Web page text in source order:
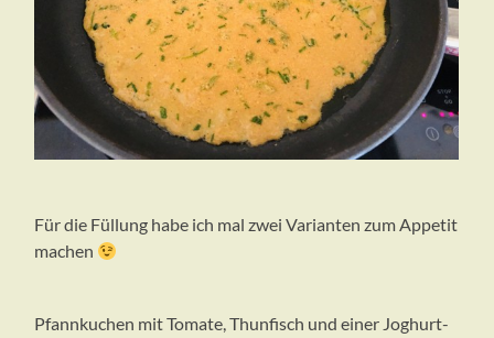
Für die Füllung habe ich mal zwei Varianten zum Appetit
machen
Pfannkuchen mit Tomate, Thunfisch und einer Joghurt-